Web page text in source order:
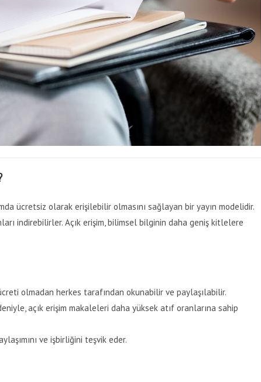
ücretsiz olarak erişilebilir olmasını sağlayan bir yayın modelidir.
indirebilirler. Açık erişim, bilimsel bilginin daha geniş kitlelere
olmadan herkes tarafından okunabilir ve paylaşılabilir.
açık erişim makaleleri daha yüksek atıf oranlarına sahip
ve işbirliğini teşvik eder.